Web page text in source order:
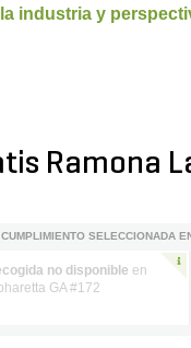
industria y
Ramona
SELECCIONADA
no disponible en
GA #172